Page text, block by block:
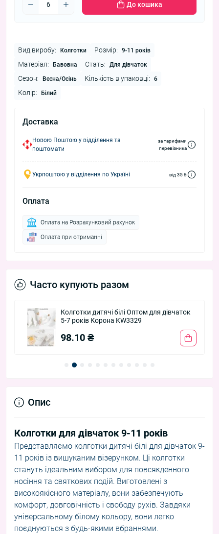
До кошика
Вид виробу: Колготки Розмір: 9-11 років
Матеріал: Бавовна Стать: Для дівчаток
Сезон: Весна/Осінь Кількість в упаковці: 6
Колір: Білий
Доставка
Новою Поштою у відділення та
поштомати
за тарифами
перевізника
Укрпоштою у відділення по Україні від 35 ₴
Оплата
Оплата на Розрахунковий рахунок
Оплата при отриманні
Часто купують разом
Колготки дитячі білі Оптом для дівчаток
5-7 років Корона KW3329
98.10 ₴
Опис
Колготки для дівчаток 9-11 років
Представляємо колготки дитячі білі для дівчаток 9-
11 років із вишуканим візерунком. Ці колготки
стануть ідеальним вибором для повсякденного
носіння та святкових подій. Виготовлені з
високоякісного матеріалу, вони забезпечують
комфорт, довговічність і свободу рухів. Завдяки
універсальному білому кольору, вони легко
поєднуються з будь-якими вбраннями.